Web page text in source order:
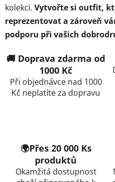
kolekci. Vytvořte si outfit,
reprezentovat a zároveň
podporu při vašich
🚚 Doprava zdarma od
1000 Kč
Při objednávce nad 1000
Kč neplatíte za dopravu
🌍Přes 20 000 Ks
produktů
Okamžitá dostupnost